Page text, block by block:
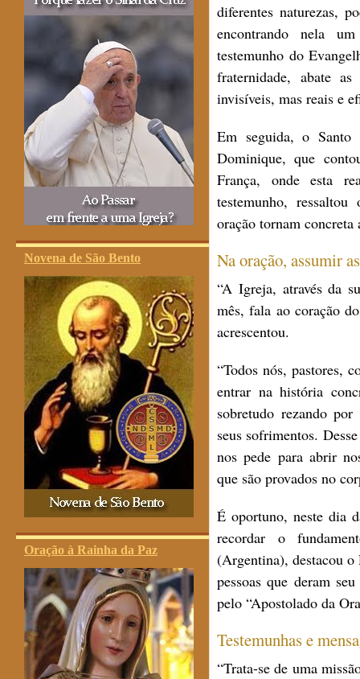
Novena de São Bento
Oração à Rainha da Paz
diferentes naturezas,
encontrando nela
testemunho do
fraternidade, abate
invisíveis, mas reais e
Em seguida, o Santo
Dominique, que
França, onde esta
testemunho,
oração tornam concreta
Na oração, assumir
“A Igreja, através da
mês, fala ao coração
acrescentou.
“Todos nós, pastores,
entrar na história
sobretudo rezando
seus sofrimentos.
nos pede para abrir
que são provados no
É oportuno, neste dia
recordar o
(Argentina), destacou o
pessoas que deram
pelo “Apostolado da
Testemunhas e
“Trata-se de uma